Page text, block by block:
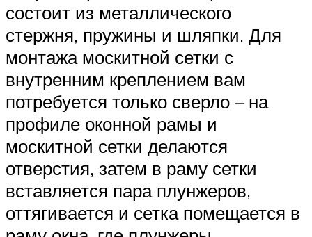
состоит из металлического
стержня, пружины и шляпки. Для
монтажа москитной сетки с
внутренним креплением вам
потребуется только сверло – на
профиле оконной рамы и
москитной сетки делаются
отверстия, затем в раму сетки
вставляется пара плунжеров,
оттягивается и сетка помещается в